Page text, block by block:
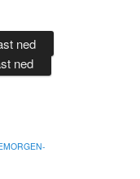
ned
ned